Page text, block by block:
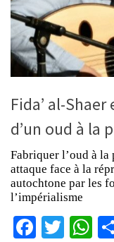
Fida’ al-
d’un oud à la
Fabriquer l’oud à
attaque face à la
autochtone par les
l’impérialisme